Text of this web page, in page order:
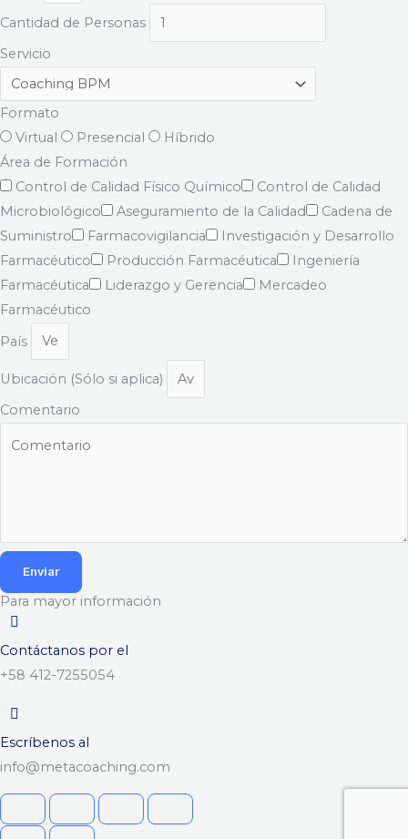
Cantidad de Personas
Servicio
Formato
Virtual
Presencial
Híbrido
Área de Formación
Control de Calidad Físico Químico
Control de Calidad
Microbiológico
Aseguramiento de la Calidad
Cadena de
Suministro
Farmacovigilancia
Investigación y Desarrollo
Farmacéutico
Producción Farmacéutica
Ingeniería
Farmacéutica
Liderazgo y Gerencia
Mercadeo
Farmacéutico
País
Ubicación (Sólo si aplica)
Comentario
Enviar
Para mayor información
Contáctanos por el
+58 412-7255054
Escríbenos al
info@metacoaching.com